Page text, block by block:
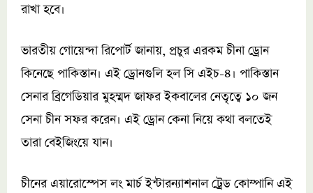
রাখা হবে।
ভারতীয় গোয়েন্দা রিপোর্ট জানায়, প্রচুর এরকম চীনা ড্রোন
কিনেছে পাকিস্তান। এই ড্রোনগুলি হল সি এইচ-৪। পাকিস্তান
সেনার ব্রিগেডিয়ার মুহম্মদ জাফর ইকবালের নেতৃত্বে ১০ জন
সেনা চীন সফর করেন। এই ড্রোন কেনা নিয়ে কথা বলতেই
তারা বেইজিংয়ে যান।
চীনের এয়ারোস্পেস লং মার্চ ইন্টারন্যাশনাল ট্রেড কোম্পানি এই